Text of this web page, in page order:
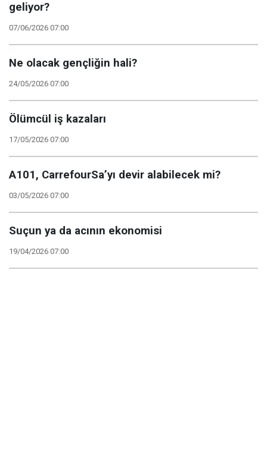
geliyor?
07/06/2026 07:00
Ne olacak gençliğin hali?
24/05/2026 07:00
Ölümcül iş kazaları
17/05/2026 07:00
A101, CarrefourSa’yı devir alabilecek mi?
03/05/2026 07:00
Suçun ya da acının ekonomisi
19/04/2026 07:00